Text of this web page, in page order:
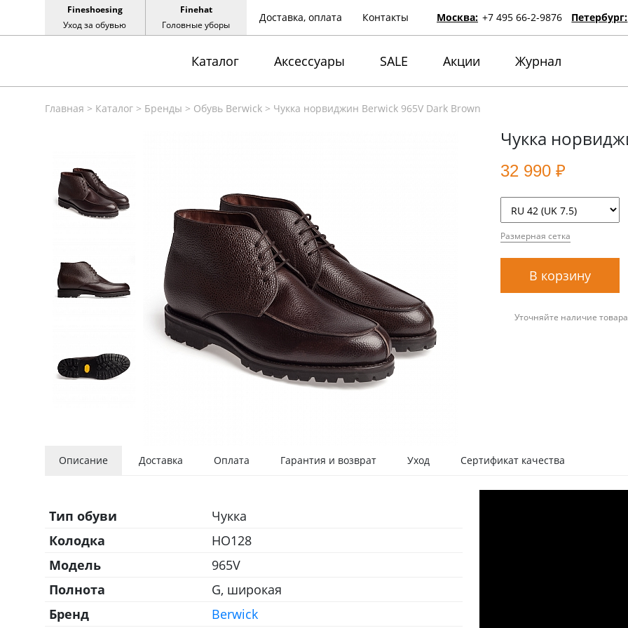
Fineshoesing
Уход за обувью
Finehat
Головные уборы
Доставка, оплата Контакты Москва: +7 495 66-2-9876 Петербург:
Каталог Аксессуары SALE Акции Журнал
Главная > Каталог> Бренды > Обувь Berwick> Чукка норвиджин Berwick 965V Dark Brown
Чукка
32 990 ₽
Размерная сетка
В корзину
Уточняйте наличие товара
Описание Доставка Оплата Гарантия и возврат Уход Сертификат качества
Тип обуви
Чукка
Колодка
HO128
Модель
965V
Полнота
G, широкая
Бренд
Berwick